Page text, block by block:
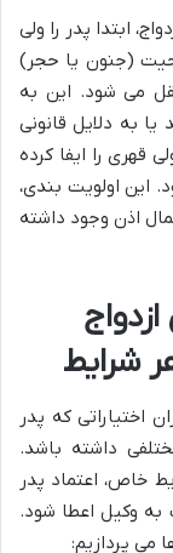
ابتدا پدر را ولی
(جنون یا حجر)
می شود. این به
به دلایل قانونی
قهری را ایفا کرده
این اولویت بندی،
اذن وجود داشته
ازدواج
شرایط
اختیاراتی که پدر
داشته باشد.
خاص، اعتماد پدر
به وکیل اعطا شود.
می پردازیم: